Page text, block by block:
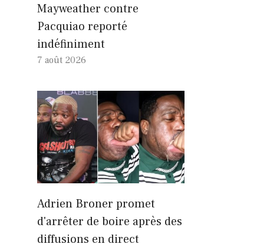
Mayweather contre
Pacquiao reporté
indéfiniment
7 août 2026
Adrien Broner promet
d'arrêter de boire après des
diffusions en direct